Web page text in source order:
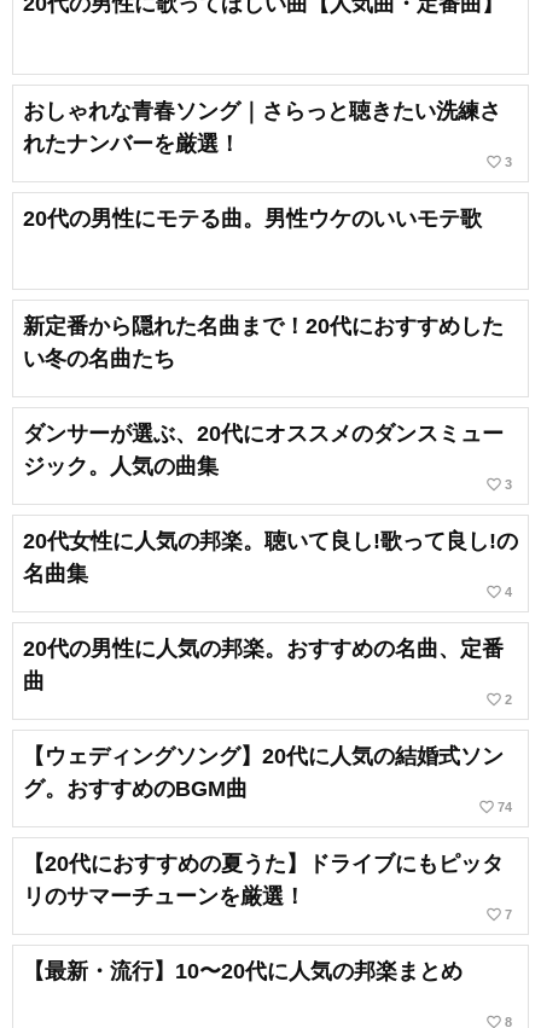
おしゃれな青春ソング｜さらっと聴きたい洗練さ
れたナンバーを厳選！
favorite_border 3
20代の男性にモテる曲。男性ウケのいいモテ歌
新定番から隠れた名曲まで！20代におすすめした
い冬の名曲たち
ダンサーが選ぶ、20代にオススメのダンスミュー
ジック。人気の曲集
favorite_border 3
20代女性に人気の邦楽。聴いて良し!歌って良し!の
名曲集
favorite_border 4
20代の男性に人気の邦楽。おすすめの名曲、定番
曲
favorite_border 2
【ウェディングソング】20代に人気の結婚式ソン
グ。おすすめのBGM曲
favorite_border 74
【20代におすすめの夏うた】ドライブにもピッタ
リのサマーチューンを厳選！
favorite_border 7
【最新・流行】10〜20代に人気の邦楽まとめ
favorite_border 8